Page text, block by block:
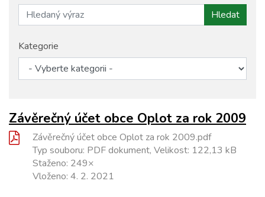
Hledat
Kategorie
Závěrečný účet obce Oplot za rok 2009
Závěrečný účet obce Oplot za rok 2009.pdf
Typ souboru: PDF dokument, Velikost: 122,13 kB
Staženo: 249×
Vloženo: 4. 2. 2021